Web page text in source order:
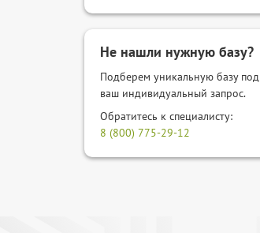
Не нашли нужную базу?
Подберем уникальную базу под
ваш индивидуальный запрос.
Обратитесь к специалисту:
8 (800) 775-29-12